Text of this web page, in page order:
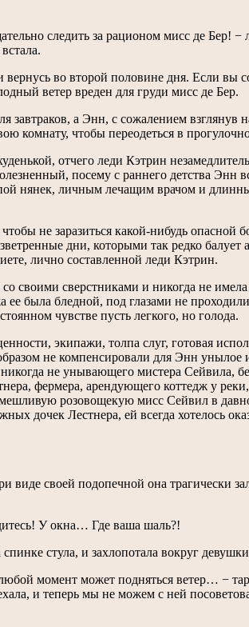
следить за рационом мисс де Бер! −
во второй половине дня. Если вы
ветер вреден для груди мисс де Бер.
а Энн, с сожалением взглянув
комнату, чтобы переодеться в
отчего леди Кэтрин
посему с раннего детства Энн
нянек, личным лечащим врачом и
не заразиться какой-нибудь опасной
дни, которыми так редко балует
лично составленной леди Кэтрин.
своими сверстниками и никогда не
ее была бледной, под глазами не
чувстве пусть легкого, но голода.
экипажи, толпа слуг, готовая
не компенсировали для Энн унылое
не унывающего мистера Сейвила,
фермера, арендующего коттедж у
розовощекую мисс Сейвил в
дочек Лестнера, ей всегда хотелось
виде своей подопечной она трагически
У окна… Где ваша шаль?!
стула, и захлопотала вокруг
момент может подняться ветер… −
и теперь мы не можем с ней